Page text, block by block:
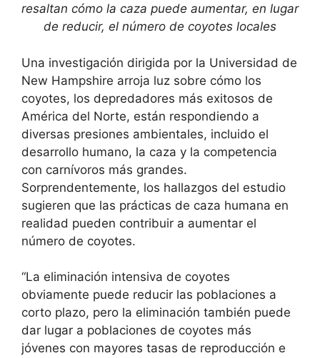
resaltan cómo la caza puede aumentar, en lugar
de reducir, el número de coyotes locales
Una investigación dirigida por la Universidad de
New Hampshire arroja luz sobre cómo los
coyotes, los depredadores más exitosos de
América del Norte, están respondiendo a
diversas presiones ambientales, incluido el
desarrollo humano, la caza y la competencia
con carnívoros más grandes.
Sorprendentemente, los hallazgos del estudio
sugieren que las prácticas de caza humana en
realidad pueden contribuir a aumentar el
número de coyotes.
“La eliminación intensiva de coyotes
obviamente puede reducir las poblaciones a
corto plazo, pero la eliminación también puede
dar lugar a poblaciones de coyotes más
jóvenes con mayores tasas de reproducción e